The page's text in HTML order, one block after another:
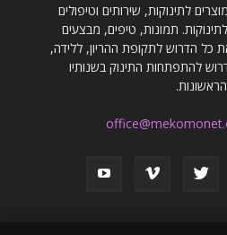
לתינוקות, שירותים וטיפולים
תמונות, טיפים, מבצעים
כל הדרוש לתקופת ההריון, ללידה,
להתפתחות התינוק בשנותיו
הראשונות.